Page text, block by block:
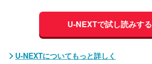
U-NEXTで試し読みする
U-NEXTについてもっと詳しく